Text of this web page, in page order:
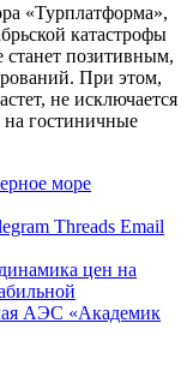
«Турплатформа»,
катастрофы
позитивным,
При этом,
не исключается
на гостиничные
море
Threads Email
цен на
АЭС «Академик